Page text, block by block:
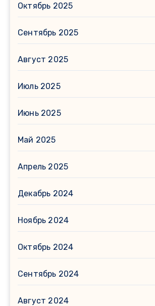
Октябрь 2025
Сентябрь 2025
Август 2025
Июль 2025
Июнь 2025
Май 2025
Апрель 2025
Декабрь 2024
Ноябрь 2024
Октябрь 2024
Сентябрь 2024
Август 2024